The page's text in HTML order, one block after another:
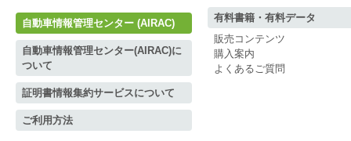
自動車情報管理センター (AIRAC)
自動車情報管理センター(AIRAC)に
ついて
証明書情報集約サービスについて
ご利用方法
有料書籍・有料データ
販売コンテンツ
購入案内
よくあるご質問